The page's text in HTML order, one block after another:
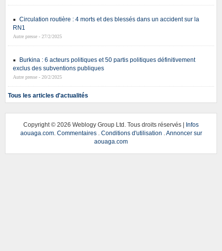
Circulation routière : 4 morts et des blessés dans un accident sur la
RN1
Autre presse - 27/2/2025
Burkina : 6 acteurs politiques et 50 partis politiques définitivement
exclus des subventions publiques
Autre presse - 20/2/2025
Tous les articles d'actualités
Copyright © 2026 Weblogy Group Ltd. Tous droits réservés |
Infos
aouaga.com. Commentaires. Conditions d'utilisation .Annoncer sur
aouaga.com